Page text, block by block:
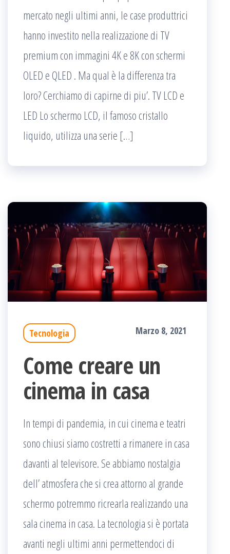
mercato negli ultimi anni, le case produttrici
hanno investito nella realizzazione di TV
premium con immagini 4K e 8K con schermi
OLED e QLED . Ma qual è la differenza tra
loro? Cerchiamo di capirne di piu’. TV LCD e
LED Lo schermo LCD, il famoso cristallo
liquido, utilizza una serie […]
Tecnologia Marzo 8, 2021
Come creare un
cinema in casa
In tempi di pandemia, in cui cinema e teatri
sono chiusi siamo costretti a rimanere in casa
davanti al televisore. Se abbiamo nostalgia
dell’ atmosfera che si crea attorno al grande
schermo potremmo ricrearla realizzando una
sala cinema in casa. La tecnologia si è portata
avanti negli ultimi anni permettendoci di